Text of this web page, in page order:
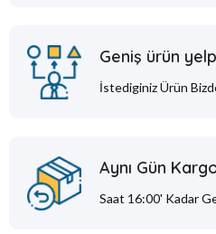
Geniş ürün
İstediginiz Ürün
Aynı Gün
Saat 16:00' Kadar